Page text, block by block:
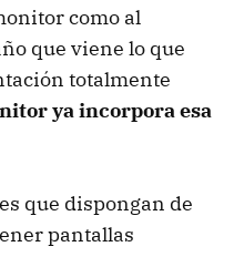
como al
que viene lo que
totalmente
ya incorpora esa
que dispongan de
pantallas